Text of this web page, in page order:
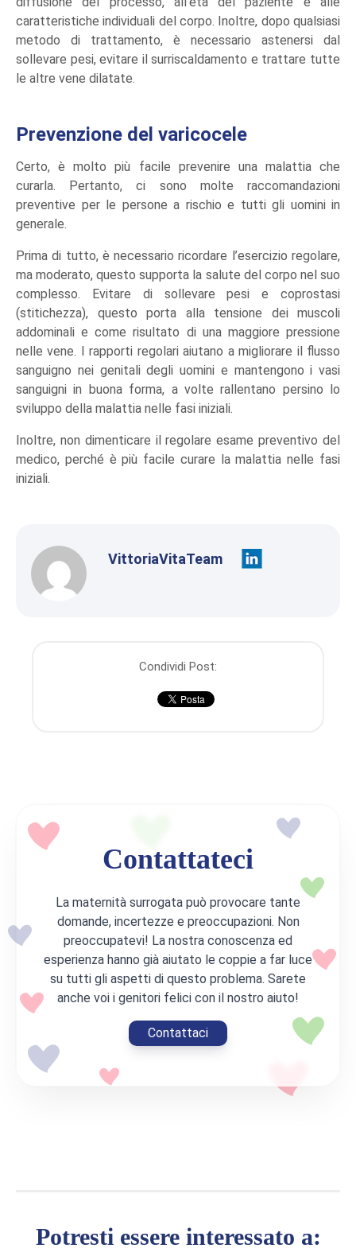
caratteristiche individuali del corpo. Inoltre, dopo qualsiasi
metodo di trattamento, è necessario astenersi dal
sollevare pesi, evitare il surriscaldamento e trattare tutte
le altre vene dilatate.
Prevenzione del varicocele
Certo, è molto più facile prevenire una malattia che
curarla. Pertanto, ci sono molte raccomandazioni
preventive per le persone a rischio e tutti gli uomini in
generale.
Prima di tutto, è necessario ricordare l’esercizio regolare,
ma moderato, questo supporta la salute del corpo nel suo
complesso. Evitare di sollevare pesi e coprostasi
(stitichezza), questo porta alla tensione dei muscoli
addominali e come risultato di una maggiore pressione
nelle vene. I rapporti regolari aiutano a migliorare il flusso
sanguigno nei genitali degli uomini e mantengono i vasi
sanguigni in buona forma, a volte rallentano persino lo
sviluppo della malattia nelle fasi iniziali.
Inoltre, non dimenticare il regolare esame preventivo del
medico, perché è più facile curare la malattia nelle fasi
iniziali.
VittoriaVitaTeam
Condividi Post:
Contattateci
La maternità surrogata può provocare tante
domande, incertezze e preoccupazioni. Non
preoccupatevi! La nostra conoscenza ed
esperienza hanno già aiutato le coppie a far luce
su tutti gli aspetti di questo problema. Sarete
anche voi i genitori felici con il nostro aiuto!
Contattaci
Potresti essere interessato a: